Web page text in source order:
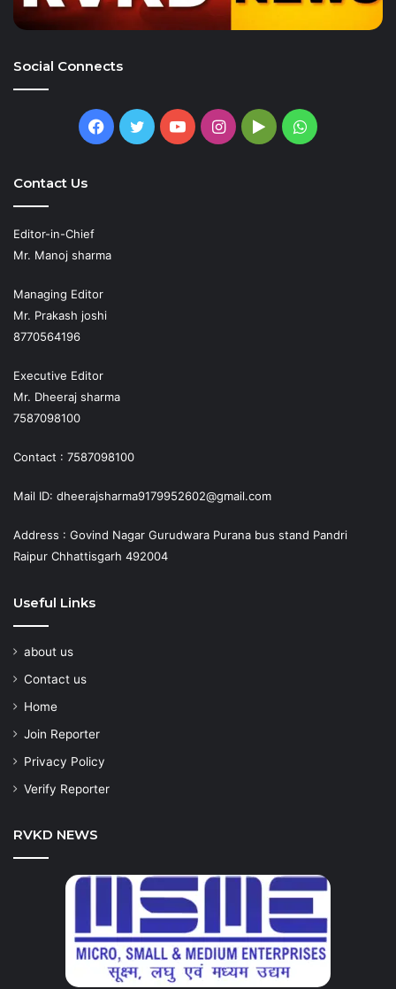
Social Connects
Facebook
TwitterYouTubeInstagram
GoogleWhatsApp
Contact Us
Editor-in-Chief
Mr. Manoj sharma
Managing Editor
Mr. Prakash joshi
8770564196
Executive Editor
Mr. Dheeraj sharma
7587098100
Contact : 7587098100
Mail ID: dheerajsharma9179952602@gmail.com
Address : Govind Nagar Gurudwara Purana bus stand Pandri
Raipur Chhattisgarh 492004
Useful Links
about us
Contact us
Home
Join Reporter
Privacy Policy
Verify Reporter
RVKD NEWS